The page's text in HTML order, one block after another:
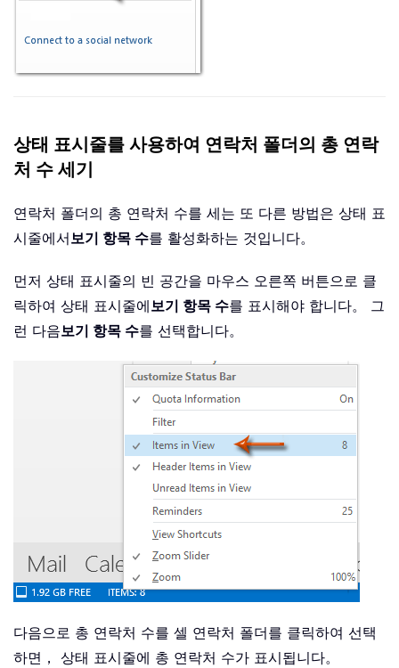
상태 표시줄를 사용하여 연락처 폴더의 총 연락
처 수 세기
연락처 폴더의 총 연락처 수를 세는 또 다른 방법은 상태 표
시줄에서보기 항목 수를 활성화하는 것입니다。
먼저 상태 표시줄의 빈 공간을 마우스 오른쪽 버튼으로 클
릭하여 상태 표시줄에보기 항목 수를 표시해야 합니다。 그
런 다음보기 항목 수를 선택합니다。
다음으로 총 연락처 수를 셀 연락처 폴더를 클릭하여 선택
하면， 상태 표시줄에 총 연락처 수가 표시됩니다。